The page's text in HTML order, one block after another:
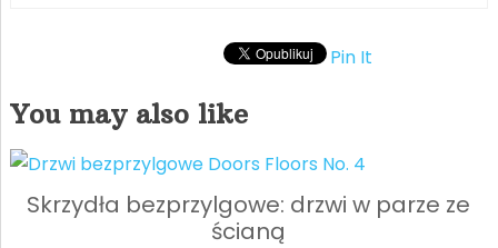
Pin It
You may also like
Skrzydła bezprzylgowe: drzwi w parze ze
ścianą